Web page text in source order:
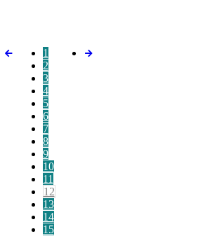
1
2
3
4
5
6
7
8
9
10
11
12
13
14
15